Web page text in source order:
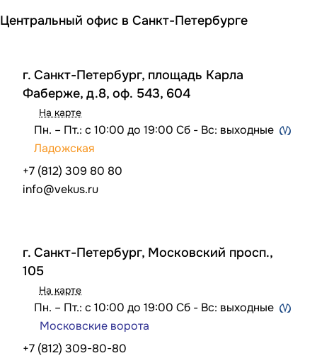
Центральный офис в Санкт-Петербурге
г. Санкт-Петербург, площадь Карла
Фаберже, д.8, оф. 543, 604
На карте
Пн. – Пт.: с 10:00 до 19:00 Сб - Вс: выходные
Ладожская
+7 (812) 309 80 80
info@vekus.ru
г. Санкт-Петербург, Московский просп.,
105
На карте
Пн. – Пт.: с 10:00 до 19:00 Сб - Вс: выходные
Московские ворота
+7 (812) 309-80-80